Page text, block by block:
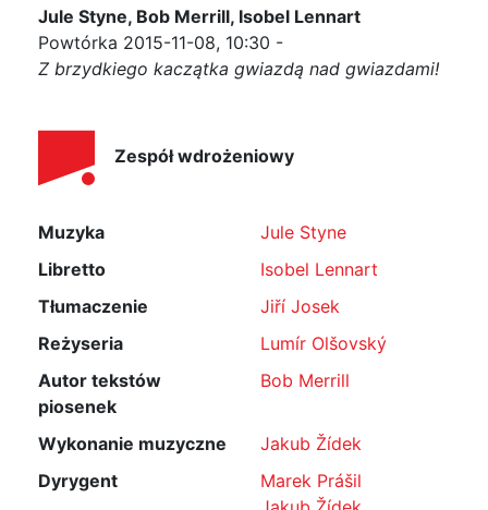
Jule Styne, Bob Merrill, Isobel Lennart
Powtórka 2015-11-08, 10:30 -
Z brzydkiego kaczątka gwiazdą nad gwiazdami!
Zespół wdrożeniowy
Muzyka
Jule Styne
Libretto
Isobel Lennart
Tłumaczenie
Jiří Josek
Reżyseria
Lumír Olšovský
Autor tekstów
piosenek
Bob Merrill
Wykonanie muzyczne
Jakub Žídek
Dyrygent
Marek Prášil